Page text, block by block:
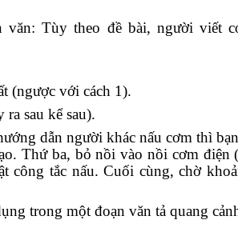
văn: Tùy theo đề bài, người viết
(ngược với cách 1).
sau kể sau).
dẫn người khác nấu cơm thì
Thứ ba, bỏ nồi vào nồi cơm điện
công tắc nấu. Cuối cùng, chờ
trong một đoạn văn tả quang